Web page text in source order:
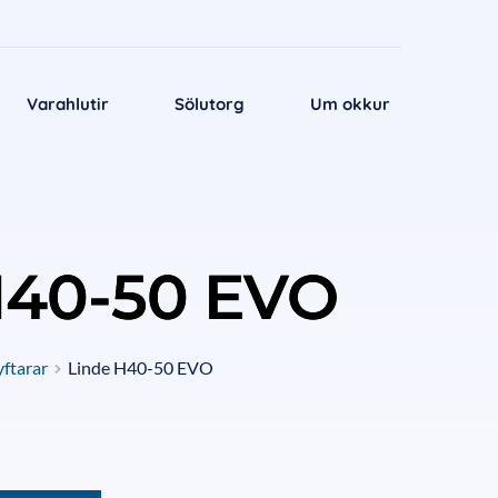
Varahlutir Sölutorg Um okkur
50 EVO
Linde H40-50 EVO